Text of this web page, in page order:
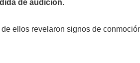
de audición.
ellos revelaron signos de